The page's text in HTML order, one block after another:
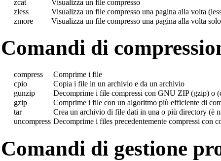
zcat
Visualizza un file compresso
zless
Visualizza un file compresso una pagina alla volta
zmore
Visualizza un file compresso una pagina alla volta
Comandi di
compress
Comprime i file
cpio
Copia i file in un archivio e da un archivio
gunzip
Decomprime i file compressi con GNU ZIP (gzip) o
gzip
Comprime i file con un algoritmo più efficiente di
tar
Crea un archivio di file dati in una o più directory (è
uncompress Decomprime i files precedentemente compressi con
Comandi di gestione